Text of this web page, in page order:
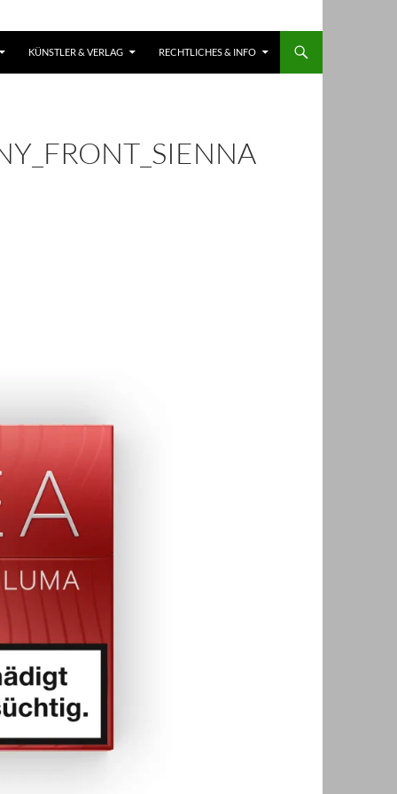
KÜNSTLER & VERLAG RECHTLICHES & INFO